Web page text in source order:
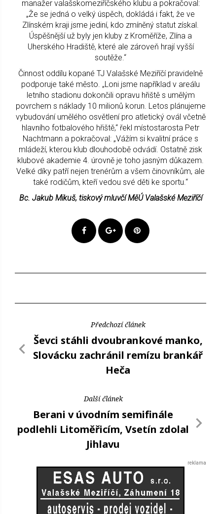
manažer valašskomeziříčského klubu a pokračoval:
„Že se jedná o velký úspěch, dokládá i fakt, že ve
Zlínském kraji jsme jediní, kdo zmíněný statut získal.
Úspěšnější už byly jen kluby z Kroměříže, Zlína a
Uherského Hradiště, které ale zároveň hrají vyšší
soutěže.“
Činnost oddílu kopané TJ Valašské Meziříčí pravidelně
podporuje také město. „Loni jsme například v areálu
letního stadionu dokončili opravu hřiště s umělým
povrchem s náklady 10 milionů korun. Letos plánujeme
vybudování umělého osvětlení pro atletický ovál včetně
hlavního fotbalového hřiště,“ řekl místostarosta Petr
Nachtmann a pokračoval: „Vážím si kvalitní práce s
mládeží, kterou klub dlouhodobě odvádí. Ostatně zisk
klubové akademie 4. úrovně je toho jasným důkazem.
Velké díky patří nejen trenérům a všem činovníkům, ale
také rodičům, kteří vedou své děti ke sportu.“
Bc. Jakub Mikuš, tiskový mluvčí MěÚ Valašské Meziříčí
Předchozí článek
Ševci stáhli dvoubrankové manko,
Slovácku zachránil remízu brankář
Heča
Další článek
Berani v úvodním semifinále
podlehli Litoměřicím, Vsetín zdolal
Jihlavu